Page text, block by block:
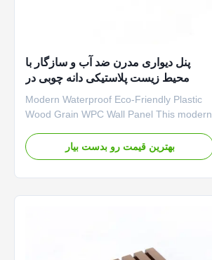
پنل دیواری مدرن ضد آب و سازگار با
محیط زیست پلاستیکی دانه چوبی در
فضای باز داخلی
Modern Waterproof Eco-Friendly Plastic
Wood Grain WPC Wall Panel This modern
WPC wall panel combines elegant
aesthetics with practical durability for both
بهترین قیمت رو بدست بیار